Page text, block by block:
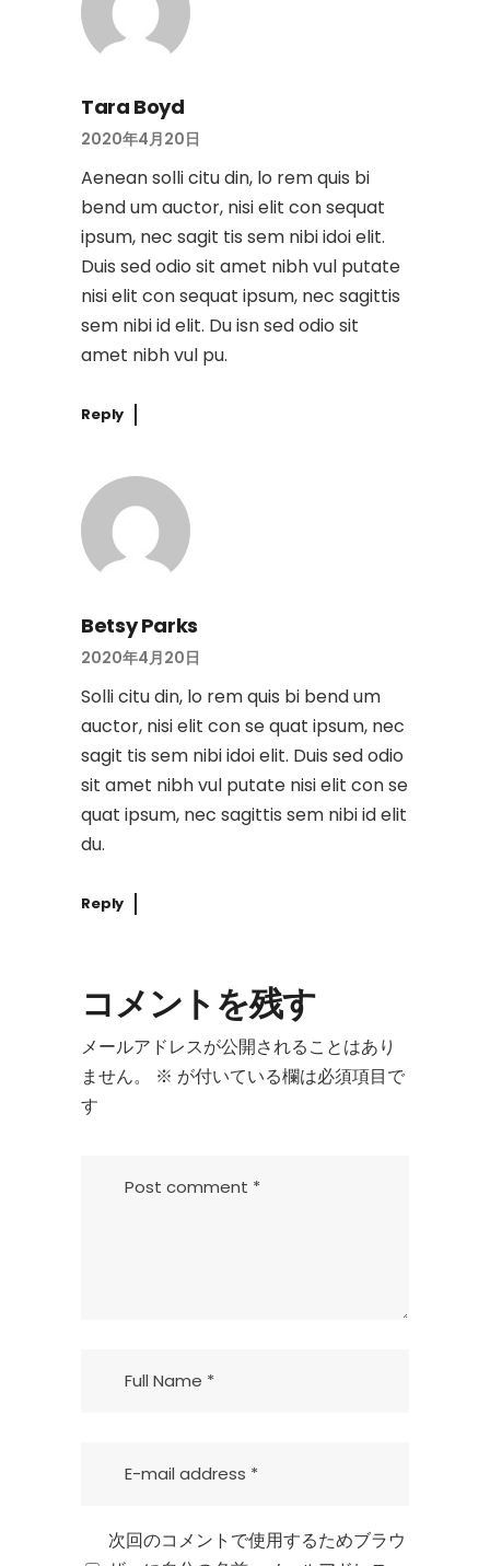
Tara Boyd
2020年4月20日
Aenean solli citu din, lo rem quis bi
bend um auctor, nisi elit con sequat
ipsum, nec sagit tis sem nibi idoi elit.
Duis sed odio sit amet nibh vul putate
nisi elit con sequat ipsum, nec sagittis
sem nibi id elit. Du isn sed odio sit
amet nibh vul pu.
Reply
Betsy Parks
2020年4月20日
Solli citu din, lo rem quis bi bend um
auctor, nisi elit con se quat ipsum, nec
sagit tis sem nibi idoi elit. Duis sed odio
sit amet nibh vul putate nisi elit con se
quat ipsum, nec sagittis sem nibi id elit
du.
Reply
コメントを残す
メールアドレスが公開されることはあり
ません。
※ が付いている欄は必須項目で
す
次回のコメントで使用するためブラウ